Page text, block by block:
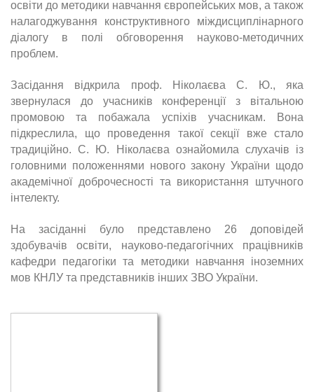
освіти до методики навчання європейських мов, а також
налагоджування конструктивного міждисциплінарного
діалогу в полі обговорення науково-методичних
проблем.
Засідання відкрила проф. Ніколаєва С. Ю., яка
звернулася до учасників конференції з вітальною
промовою та побажала успіхів учасникам. Вона
підкреслила, що проведення такої секції вже стало
традиційно. С. Ю. Ніколаєва ознайомила слухачів із
головними положеннями нового закону України щодо
академічної доброчесності та використання штучного
інтелекту.
На засіданні було представлено 26 доповідей
здобувачів освіти, науково-педагогічних працівників
кафедри педагогіки та методики навчання іноземних
мов КНЛУ та представників інших ЗВО України.